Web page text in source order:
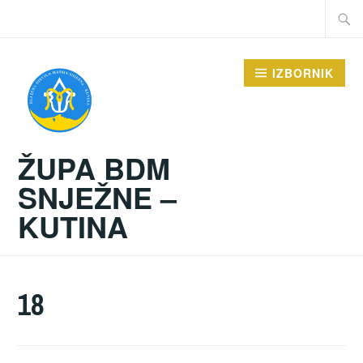
Traži:
ŽUPA BDM
SNJEŽNE –
KUTINA
IZBORNIK
18